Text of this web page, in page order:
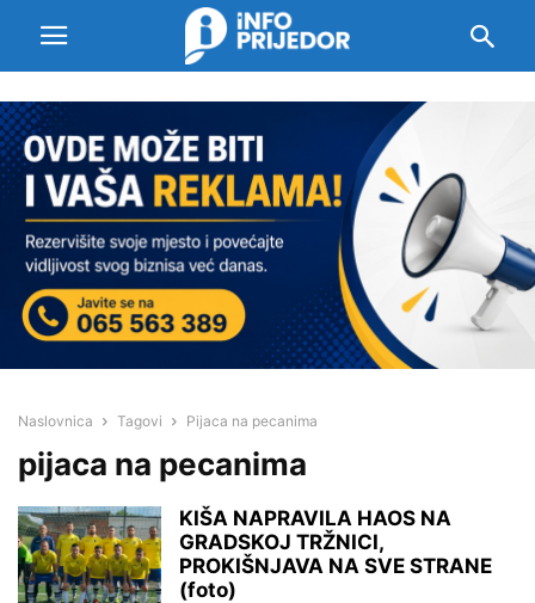
Naslovnica Tagovi Pijaca na pecanima
pijaca na pecanima
KIŠA NAPRAVILA HAOS NA
GRADSKOJ TRŽNICI,
PROKIŠNJAVA NA SVE STRANE
(foto)